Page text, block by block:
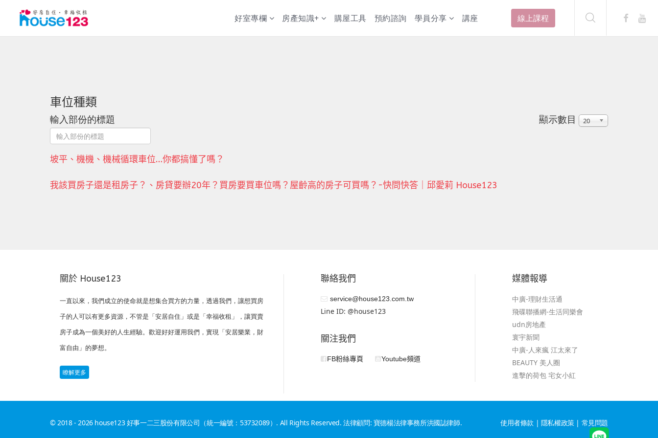
好室專欄 房產知識+ 購屋工具 預約諮詢 學員分享 講座 線上課程
車位種類
輸入部份的標題 顯示數目 20
坡平、機機、機械循環車位…你都搞懂了嗎？
我該買房子還是租房子？、房貸要辦20年？買房要買車位嗎？屋齡高的房子可買嗎？-快問快答｜邱愛莉 House123
關於 House123
一直以來，我們成立的使命就是想集合買方的力量，透過我們，讓想買房
子的人可以有更多資源，不管是「安居自住」或是「幸福收租」，讓買賣
房子成為一個美好的人生經驗。歡迎好好運用我們，實現「安居樂業，財
富自由」的夢想。
瞭解更多
聯絡我們
service@house123.com.tw
Line ID: @house123
關注我們
FB粉絲專頁 Youtube頻道
媒體報導
中廣-理財生活通
飛碟聯播網-生活同樂會
udn房地產
寰宇新聞
中廣-人來瘋 江太來了
BEAUTY 美人圈
進擊的荷包 宅女小紅
© 2018 - 2026 house123 好事一二三股份有限公司（統一編號：53732089）. All Rights Reserved. 法律顧問: 寶德楊法律事務所洪國誌律師. 使用者條款 | 隱私權政策| 常見問題